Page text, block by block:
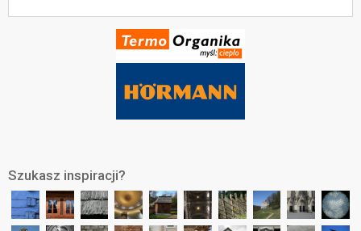
Szukasz inspiracji?